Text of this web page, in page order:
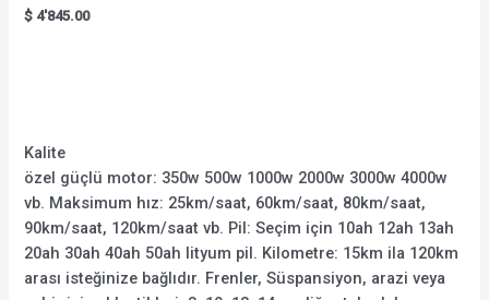
Rated
5.00
$ 4'845.00
Kalite
özel güçlü motor: 350w 500w 1000w 2000w 3000w 4000w
vb. Maksimum hız: 25km/saat, 60km/saat, 80km/saat,
90km/saat, 120km/saat vb. Pil: Seçim için 10ah 12ah 13ah
20ah 30ah 40ah 50ah lityum pil. Kilometre: 15km ila 120km
arası isteğinize bağlıdır. Frenler, Süspansiyon, arazi veya